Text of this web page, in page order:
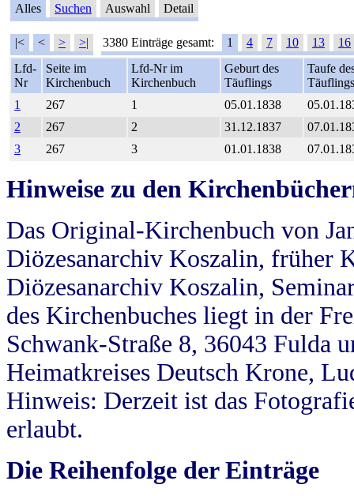
Alles Suchen Auswahl Detail
|< < > >| 3380 Einträge gesamt: 1 4 7 10 13
16
Lfd-
Nr
Seite im
Kirchenbuch
Lfd-Nr im
Kirchenbuch
Geburt des
Täuflings
Taufe
Täuflings
1
267 1 05.01.1838
2
267 2 31.12.1837
3
267 3 01.01.1838
Hinweise zu den
Das Original-Kirchenbuch von
Diözesanarchiv Koszalin, früher
Diözesanarchiv Koszalin,
des Kirchenbuches liegt in der
Schwank-Straße 8, 36043 Fulda
Heimatkreises Deutsch Krone,
Hinweis: Derzeit ist das
erlaubt.
Die Reihenfolge der Einträge